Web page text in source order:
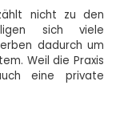
nicht zu den
sich viele
dadurch um
Weil die Praxis
eine private